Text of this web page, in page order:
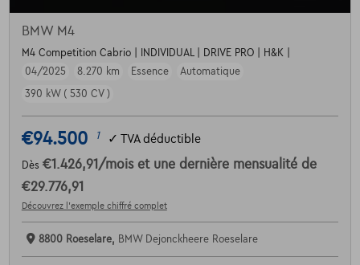
BMW M4
M4 Competition Cabrio | INDIVIDUAL | DRIVE PRO | H&K |
04/2025
8.270 km Essence
Automatique
390 kW ( 530 CV )
€94.500 1 ✓ TVA déductible
Dès €1.426,91 /mois et une dernière mensualité de
€29.776,91
Découvrez l’exemple chiffré complet
8800 Roeselare, BMW Dejonckheere Roeselare